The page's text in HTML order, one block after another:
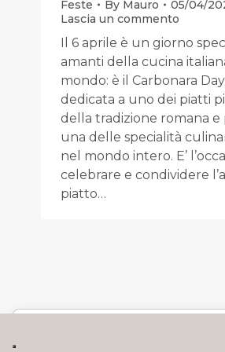
Feste By Mauro
05/04/
Lascia un commento
Il 6 aprile è un giorno
amanti della cucina
mondo: è il Carbonara
dedicata a uno dei piatti
della tradizione romana
una delle specialità
nel mondo intero. E’
celebrare e condividere
piatto…
Le tue preferenze relative